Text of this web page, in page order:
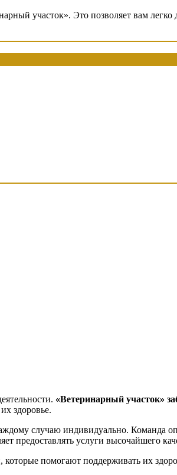
участок». Это позволяет вам
«Ветеринарный участок»
здоровье.
случаю индивидуально. Команда
предоставлять услуги высочайшего
помогают поддерживать их